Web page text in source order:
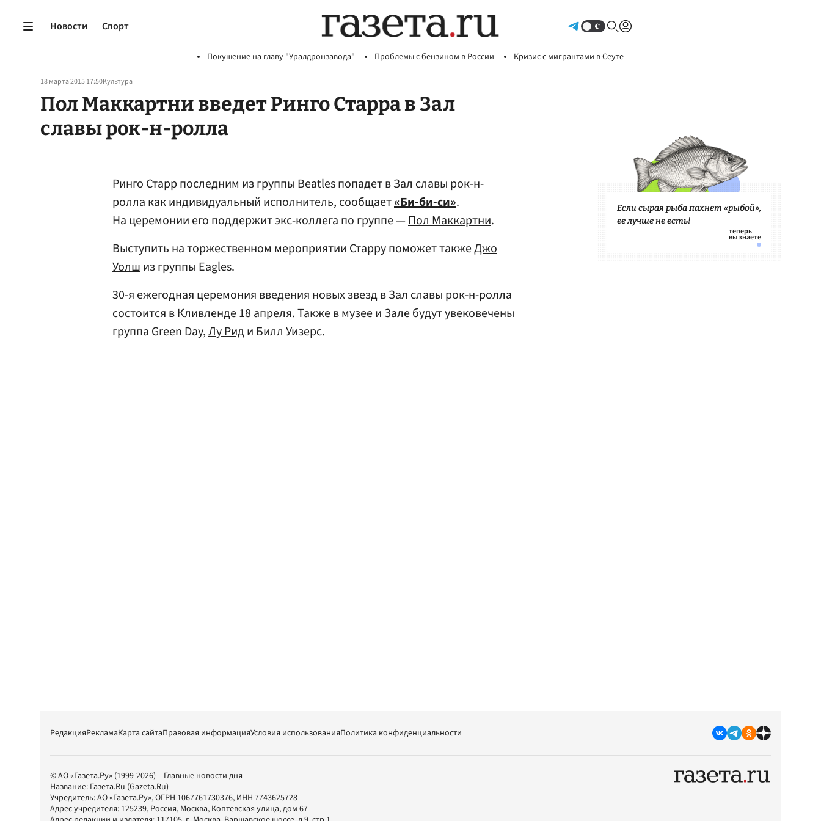
Новости Спорт
Покушение на главу "Уралдронзавода" Проблемы с бензином в России Кризис с мигрантами в Сеуте
18 марта 2015 17:50Культура
Пол Маккартни введет Ринго Старра в Зал
славы рок-н-ролла
Ринго Старр последним из группы Beatles попадет в Зал славы рок-н-
ролла как индивидуальный исполнитель, сообщает«Би-би-си».
На церемонии его поддержит экс-коллега по группе —Пол Маккартни.
Выступить на торжественном мероприятии Старру поможет такжеДжо
Уолшиз группы Eagles.
30-я ежегодная церемония введения новых звезд в Зал славы рок-н-ролла
состоится в Кливленде 18 апреля. Также в музее и Зале будут увековечены
группа Green Day,Лу Риди Билл Уизерс.
Если сырая рыба пахнет «рыбой»,
ее лучше не есть!
РедакцияРекламаКарта сайтаПравовая информацияУсловия использованияПолитика конфиденциальности
© АО «Газета.Ру» (1999-2026) – Главные новости дня
Название: Газета.Ru (Gazeta.Ru)
Учредитель:АО «Газета.Ру», ОГРН 1067761730376, ИНН 7743625728
Адрес учредителя: 125239, Россия, Москва, Коптевская улица, дом 67